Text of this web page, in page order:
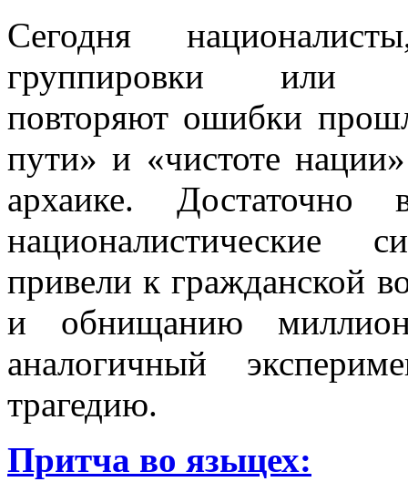
Сегодня
группировки или
повторяют ошибки
пути» и «чистоте
архаике. Достаточно
националистические
привели к гражданской
и обнищанию
аналогичный
трагедию.
Притча во языцех: